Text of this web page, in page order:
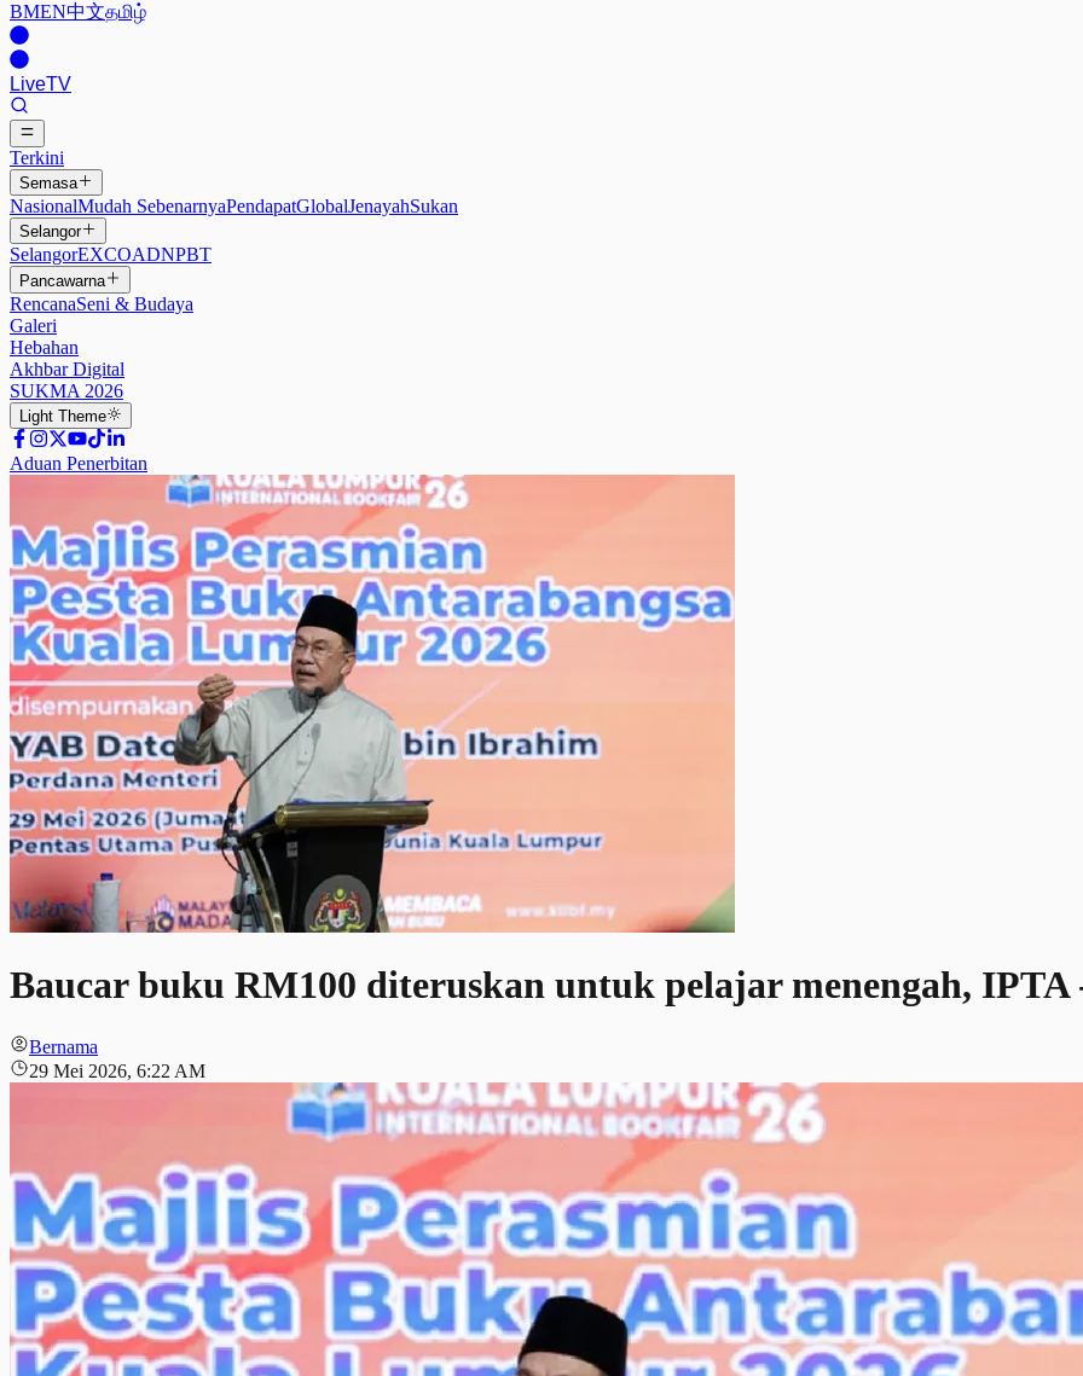
BMEN中文தமிழ்
LiveTV
Terkini
Semasa
NasionalMudah SebenarnyaPendapatGlobalJenayahSukan
Selangor
SelangorEXCOADNPBT
Pancawarna
RencanaSeni & Budaya
Galeri
Hebahan
Akhbar Digital
SUKMA 2026
Light Theme
Aduan Penerbitan
Baucar buku RM100 diteruskan untuk pelajar menengah, IPTA
Bernama
29 Mei 2026, 6:22 AM